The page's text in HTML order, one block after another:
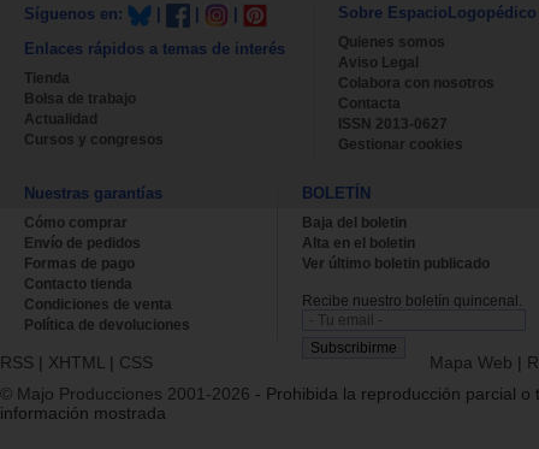
Síguenos en:
Enlaces rápidos a temas de interés
Tienda
Bolsa de trabajo
Actualidad
Cursos y congresos
Sobre EspacioLogopédico
Quienes somos
Aviso Legal
Colabora con nosotros
Contacta
ISSN 2013-0627
Gestionar cookies
Nuestras garantías
Cómo comprar
Envío de pedidos
Formas de pago
Contacto tienda
Condiciones de venta
Política de devoluciones
BOLETÍN
Baja del boletin
Alta en el boletin
Ver último boletin publicado
Recibe nuestro boletín quincenal.
RSS | XHTML | CSS Mapa Web |
© Majo Producciones 2001-2026 - Prohibida la reproducción parcial o
información mostrada